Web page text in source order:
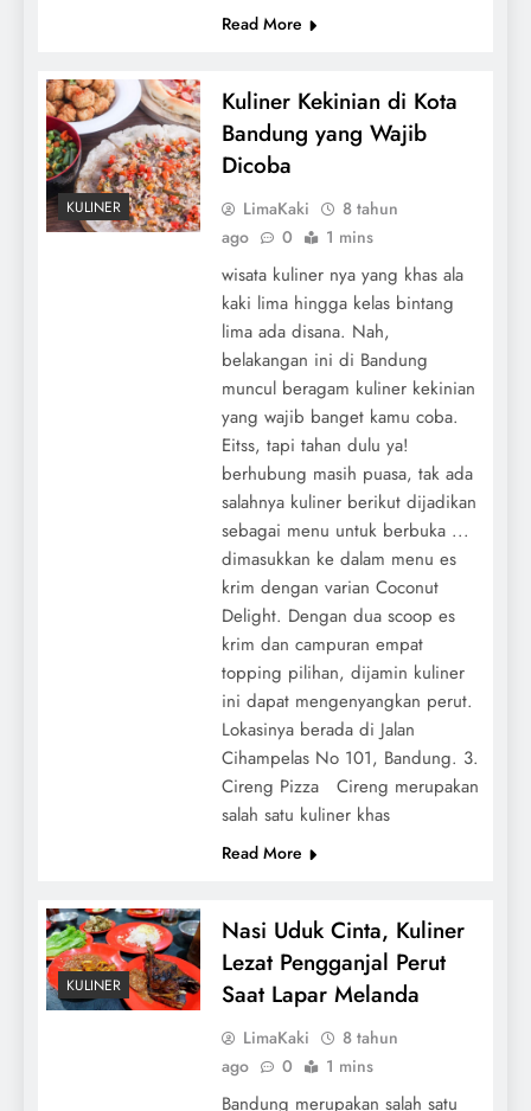
Read More
KULINER
Kuliner Kekinian di Kota
Bandung yang Wajib
Dicoba
LimaKaki
8 tahun
ago
0 1 mins
wisata kuliner nya yang khas ala
kaki lima hingga kelas bintang
lima ada disana. Nah,
belakangan ini di Bandung
muncul beragam kuliner kekinian
yang wajib banget kamu coba.
Eitss, tapi tahan dulu ya!
berhubung masih puasa, tak ada
salahnya kuliner berikut dijadikan
sebagai menu untuk berbuka ...
dimasukkan ke dalam menu es
krim dengan varian Coconut
Delight. Dengan dua scoop es
krim dan campuran empat
topping pilihan, dijamin kuliner
ini dapat mengenyangkan perut.
Lokasinya berada di Jalan
Cihampelas No 101, Bandung. 3.
Cireng Pizza Cireng merupakan
salah satu kuliner khas
Read More
KULINER
Nasi Uduk Cinta, Kuliner
Lezat Pengganjal Perut
Saat Lapar Melanda
LimaKaki
8 tahun
ago
0 1 mins
Bandung merupakan salah satu